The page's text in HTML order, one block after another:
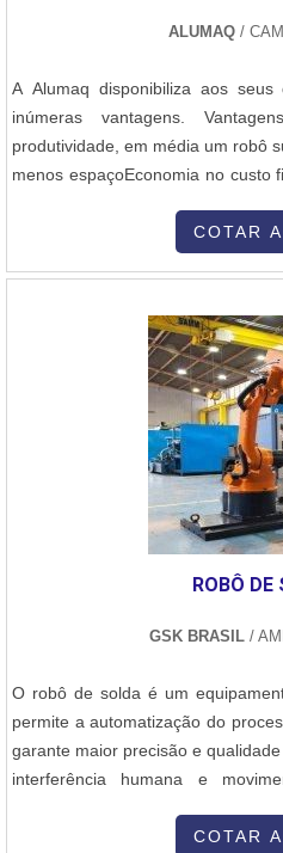
ALUMAQ /
A Alumaq disponibiliza aos
inúmeras vantagens.
produtividade, em média um robô
menos espaçoEconomia no custo
processoSegurança aosCOTAR
ROBÔ DE
GSK BRASIL /
O robô de solda é um
permite a automatização do
garante maior precisão e
interferência humana e
indústria. A indústria
COTAR